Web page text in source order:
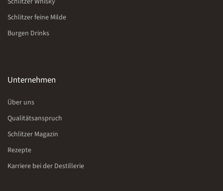
Schlitzer feine Milde
Burgen Drinks
Unternehmen
Über uns
Qualitätsanspruch
Schlitzer Magazin
Rezepte
Karriere bei der Destillerie